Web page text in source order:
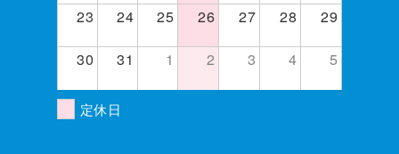
23
24 25 26 27 28
29
30
31 1 2 3 4 5
定休日